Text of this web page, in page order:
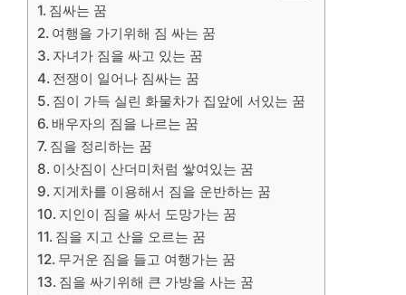
짐싸는 꿈
여행을 가기위해 짐 싸는 꿈
자녀가 짐을 싸고 있는 꿈
전쟁이 일어나 짐싸는 꿈
짐이 가득 실린 화물차가 집앞에 서있는 꿈
배우자의 짐을 나르는 꿈
짐을 정리하는 꿈
이삿짐이 산더미처럼 쌓여있는 꿈
지게차를 이용해서 짐을 운반하는 꿈
지인이 짐을 싸서 도망가는 꿈
짐을 지고 산을 오르는 꿈
무거운 짐을 들고 여행가는 꿈
짐을 싸기위해 큰 가방을 사는 꿈